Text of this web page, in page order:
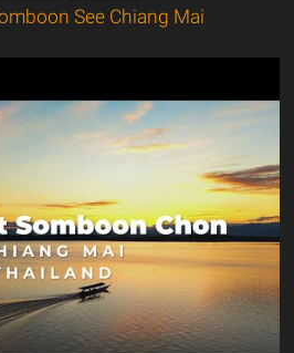
See Chiang Mai